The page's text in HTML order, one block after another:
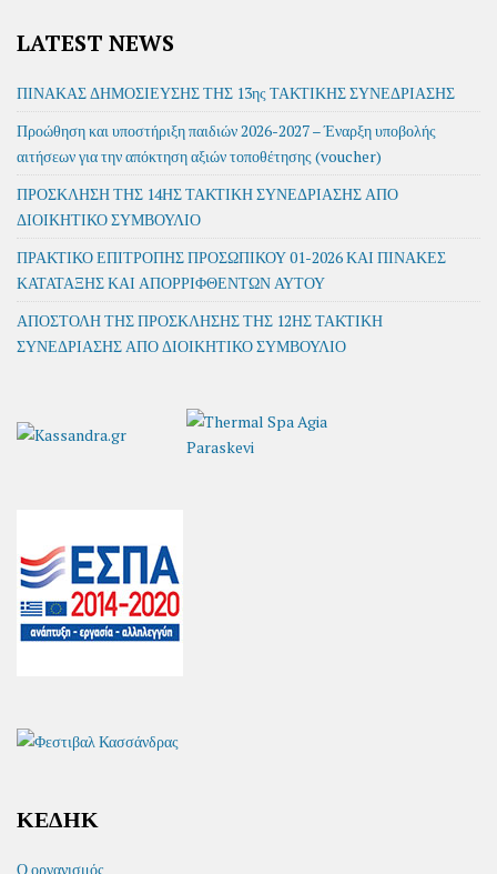
LATEST NEWS
ΠΙΝΑΚΑΣ ΔΗΜΟΣΙΕΥΣΗΣ ΤΗΣ 13ης ΤΑΚΤΙΚΗΣ ΣΥΝΕΔΡΙΑΣΗΣ
Προώθηση και υποστήριξη παιδιών 2026-2027 – Έναρξη υποβολής
αιτήσεων για την απόκτηση αξιών τοποθέτησης (voucher)
ΠΡΟΣΚΛΗΣΗ ΤΗΣ 14ΗΣ ΤΑΚΤΙΚΗ ΣΥΝΕΔΡΙΑΣΗΣ ΑΠΟ
ΔΙΟΙΚΗΤΙΚΟ ΣΥΜΒΟΥΛΙΟ
ΠΡΑΚΤΙΚΟ ΕΠΙΤΡΟΠΗΣ ΠΡΟΣΩΠΙΚΟΥ 01-2026 ΚΑΙ ΠΙΝΑΚΕΣ
ΚΑΤΑΤΑΞΗΣ ΚΑΙ ΑΠΟΡΡΙΦΘΕΝΤΩΝ ΑΥΤΟΥ
ΑΠΟΣΤΟΛΗ ΤΗΣ ΠΡΟΣΚΛΗΣΗΣ ΤΗΣ 12ΗΣ ΤΑΚΤΙΚΗ
ΣΥΝΕΔΡΙΑΣΗΣ ΑΠΟ ΔΙΟΙΚΗΤΙΚΟ ΣΥΜΒΟΥΛΙΟ
ΚΕΔΗΚ
Ο οργανισμός